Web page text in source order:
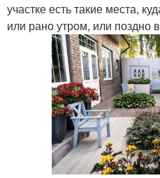
участке есть такие места,
или рано утром, или поздно